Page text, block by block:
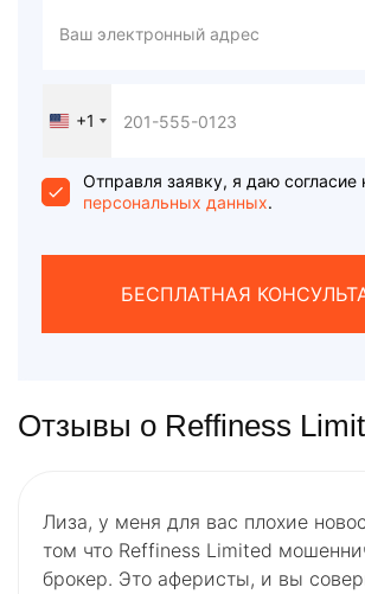
United
+1
+1
Отправля заявку, я даю согласие
персональных данных.
БЕСПЛАТНАЯ
Отзывы о Reffiness
Лиза, у меня для вас плохие
том что Reffiness Limited
брокер. Это аферисты, и вы